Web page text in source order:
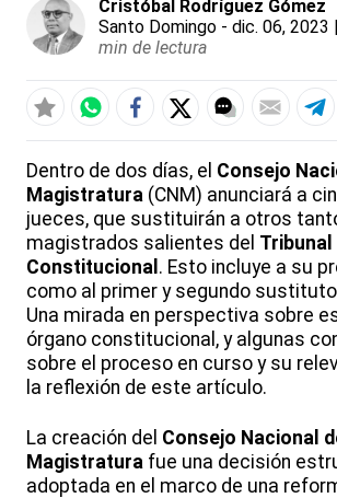
Cristóbal Rodríguez Gómez
Santo Domingo - dic. 06, 2023
min de lectura
Dentro de dos días, el Consejo
Magistratura (CNM) anunciará a
jueces, que sustituirán a otros
magistrados salientes del Tribunal
Constitucional . Esto incluye a su
como al primer y segundo
Una mirada en perspectiva sobre
órgano constitucional, y algunas
sobre el proceso en curso y su
la reflexión de este artículo.
La creación del Consejo Nacional
Magistratura fue una decisión
adoptada en el marco de una